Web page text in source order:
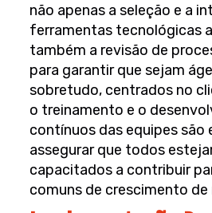
não apenas a seleção e a
ferramentas tecnológicas
também a revisão de
para garantir que sejam
sobretudo, centrados no
o treinamento e o
contínuos das equipes são
assegurar que todos
capacitados a contribuir
comuns de crescimento de